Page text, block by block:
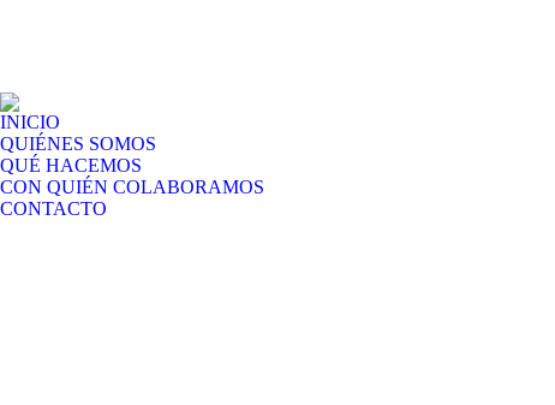
INICIO
QUIÉNES SOMOS
QUÉ HACEMOS
CON QUIÉN COLABORAMOS
CONTACTO